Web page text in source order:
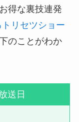
得な裏技連発
リセツショー
のことがわか
送日